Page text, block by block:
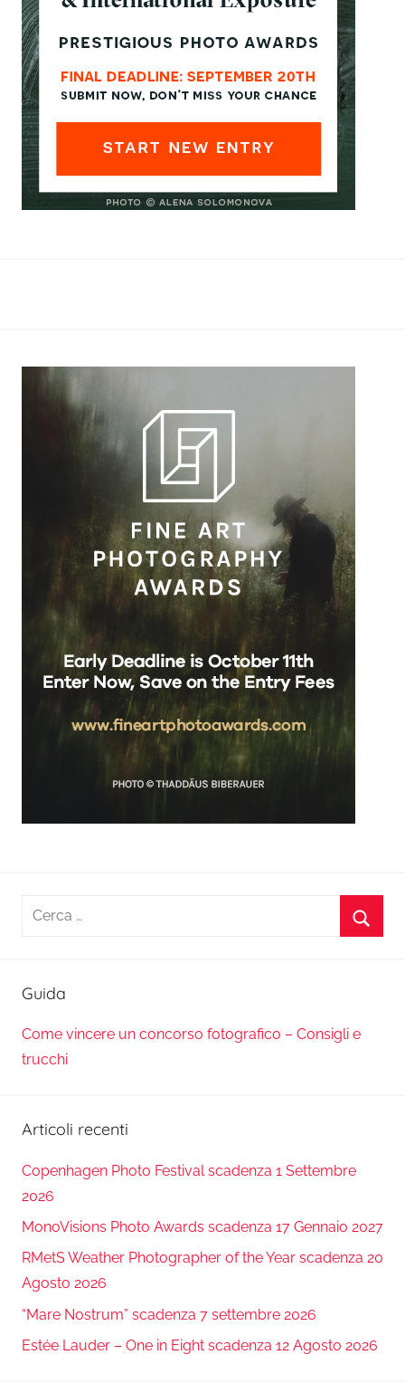
Ricerca
Guida
Come vincere un concorso fotografico – Consigli e
trucchi
Articoli recenti
Copenhagen Photo Festival scadenza 1 Settembre
2026
MonoVisions Photo Awards scadenza 17 Gennaio 2027
RMetS Weather Photographer of the Year scadenza 20
Agosto 2026
“Mare Nostrum” scadenza 7 settembre 2026
Estée Lauder – One in Eight scadenza 12 Agosto 2026